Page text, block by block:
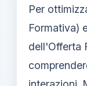
Per
Formativa)
dell'Offerta